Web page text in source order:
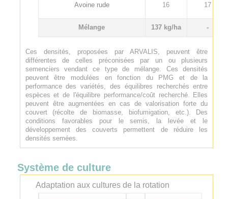
Avoine rude 16 17
Mélange 137 kg/ha -
Ces densités, proposées par ARVALIS, peuvent être
différentes de celles préconisées par un ou plusieurs
semenciers vendant ce type de mélange. Ces densités
peuvent être modulées en fonction du PMG et de la
performance des variétés, des équilibres recherchés entre
espèces et de l'équilibre performance/coût recherché. Elles
peuvent être augmentées en cas de valorisation forte du
couvert (récolte de biomasse, biofumigation, etc.). Des
conditions favorables pour le semis, la levée et le
développement des couverts permettent de réduire les
densités semées.
Système de culture
Adaptation aux cultures de la rotation